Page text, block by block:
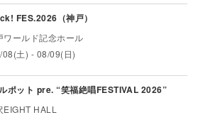
FES.2026（神戸）
ワールド記念ホール
土) - 08/09(日)
ポット pre. “笑福絶唱FESTIVAL 2026”
EIGHT HALL